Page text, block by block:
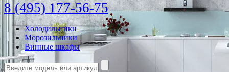
8 (495) 177-56-75
Холодильники
Морозильники
Винные шкафы